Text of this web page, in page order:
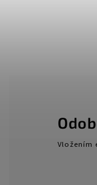
Vložením